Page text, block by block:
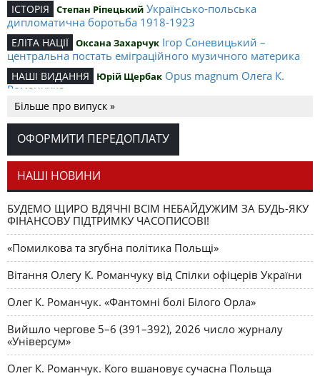
ІСТОРІЯ Степан Ріпецький Українсько-польська
дипломатична боротьба 1918-1923
ЕЛІТА НАЦІЇ Оксана Захарчук Ігор Соневицький –
центральна постать еміграційного музичного материка
НАШІ ВИДАННЯ Юрій Щербак Opus magnum Олега К.
Романчука
РЕЦЕНЗІЇ Петро Іванишин
Романчука
СЛОВО РЕДАКЦІЙНЕ Олег К. Романчук
як уособлення української політстратегії й тактики
Більше про випуск »
ОФОРМИТИ ПЕРЕДОПЛАТУ
НАШІ НОВИНИ
БУДЕМО ЩИРО ВДЯЧНІ ВСІМ НЕБАЙДУЖИМ ЗА БУДЬ-ЯКУ
ФІНАНСОВУ ПІДТРИМКУ ЧАСОПИСОВІ!
«Помилкова та згубна політика Польщі»
Вітання Олегу К. Романчуку від Спілки офіцерів України
Олег К. Романчук. «Фантомні болі Білого Орла»
Вийшло чергове 5–6 (391–392), 2026 число журналу
«Універсум»
Олег К. Романчук. Кого вшановує сучасна Польща